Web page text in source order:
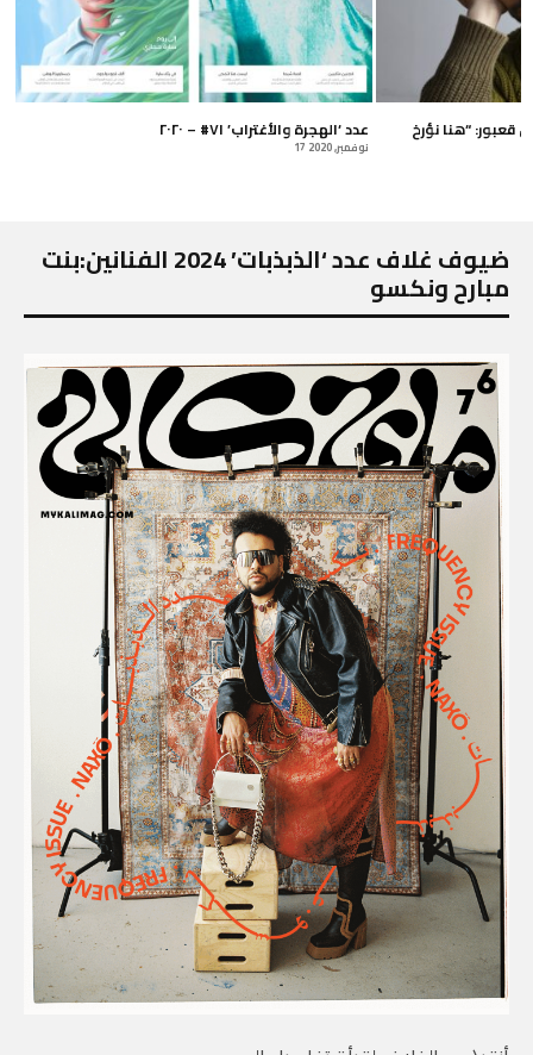
عدد ‘الهجرة والأغتراب’ ٧١# – ٢٠٢٠
17 نوفمبر, 2020
قعبور: “هنا نؤرخ
ضيوف غلاف عدد ‘الذبذبات’ 2024 الفنانين:بنت
مبارح ونكسو